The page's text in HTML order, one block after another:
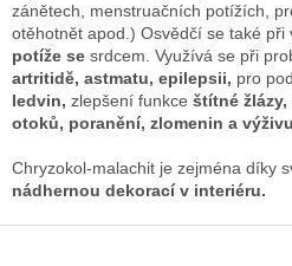
zánětech, menstruačních potížích,
otěhotnět apod.) Osvědčí se také při
potíže se srdcem. Využívá se při
artritidě, astmatu, epilepsii, pro
ledvin, zlepšení funkce štítné žlázy,
otoků, poranění, zlomenin a
Chryzokol-malachit je zejména díky
nádhernou dekorací v interiéru.